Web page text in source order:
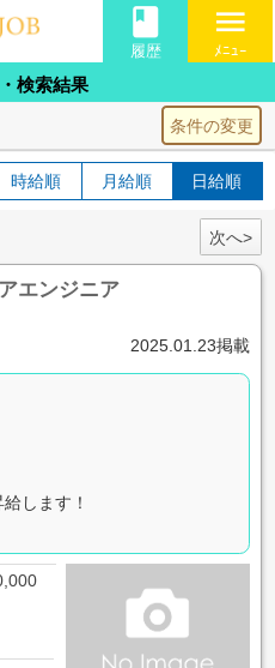
book
履歴
menu
ﾒﾆｭｰ
検索結果
条件の変更
時給順 月給順 日給順
次へ>
エンジニア
2025.01.23掲載
します！